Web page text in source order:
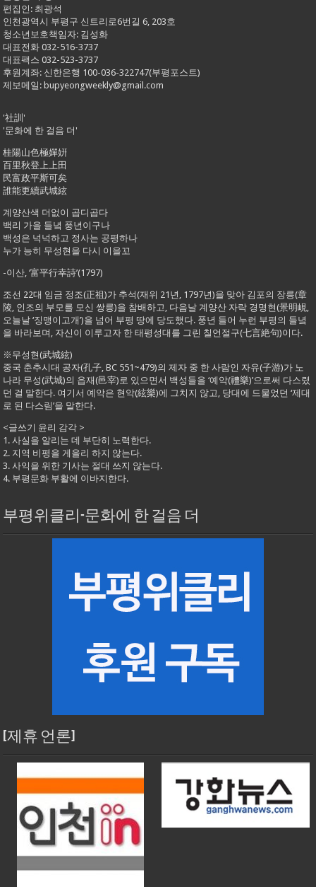
편집인: 최광석
인천광역시 부평구 신트리로6번길 6, 203호
청소년보호책임자: 김성화
대표전화 032-516-3737
대표팩스 032-523-3737
후원계좌: 신한은행 100-036-322747(부평포스트)
제보메일: bupyeongweekly@gmail.com
'社訓'
'문화에 한 걸음 더'
桂陽山色極嬋姸
百里秋登上上田
民富政平斯可矣
誰能更續武城絃
계양산색 더없이 곱디곱다
백리 가을 들녘 풍년이구나
백성은 넉넉하고 정사는 공평하나
누가 능히 무성현을 다시 이을꼬
-이산, ‘富平行幸詩’(1797)
조선 22대 임금 정조(正祖)가 추석(재위 21년, 1797년)을 맞아 김포의 장릉(章
陵, 인조의 부모를 모신 쌍릉)을 참배하고, 다음날 계양산 자락 경명현(景明峴,
오늘날 ‘징맹이고개’)을 넘어 부평 땅에 당도했다. 풍년 들어 누런 부평의 들녘
을 바라보며, 자신이 이루고자 한 태평성대를 그린 칠언절구(七言絶句)이다.
※무성현(武城絃)
중국 춘추시대 공자(孔子, BC 551~479)의 제자 중 한 사람인 자유(子游)가 노
나라 무성(武城)의 읍재(邑宰)로 있으면서 백성들을 ‘예악(禮樂)’으로써 다스렸
던 걸 말한다. 여기서 예악은 현악(絃樂)에 그치지 않고, 당대에 드물었던 ‘제대
로 된 다스림’을 말한다.
<글쓰기 윤리 감각 >
1. 사실을 알리는 데 부단히 노력한다.
2. 지역 비평을 게을리 하지 않는다.
3. 사익을 위한 기사는 절대 쓰지 않는다.
4. 부평문화 부활에 이바지한다.
부평위클리-문화에 한 걸음 더
[제휴 언론]